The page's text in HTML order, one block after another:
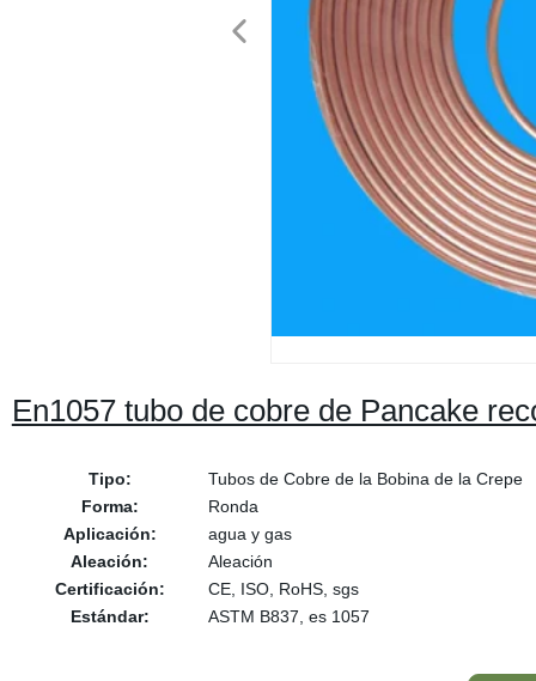
En1057 tubo de cobre de Pancake
Tipo:
Tubos de Cobre de la Bobina de la Crepe
Forma:
Ronda
Aplicación:
agua y gas
Aleación:
Aleación
Certificación:
CE, ISO, RoHS, sgs
Estándar:
ASTM B837, es 1057